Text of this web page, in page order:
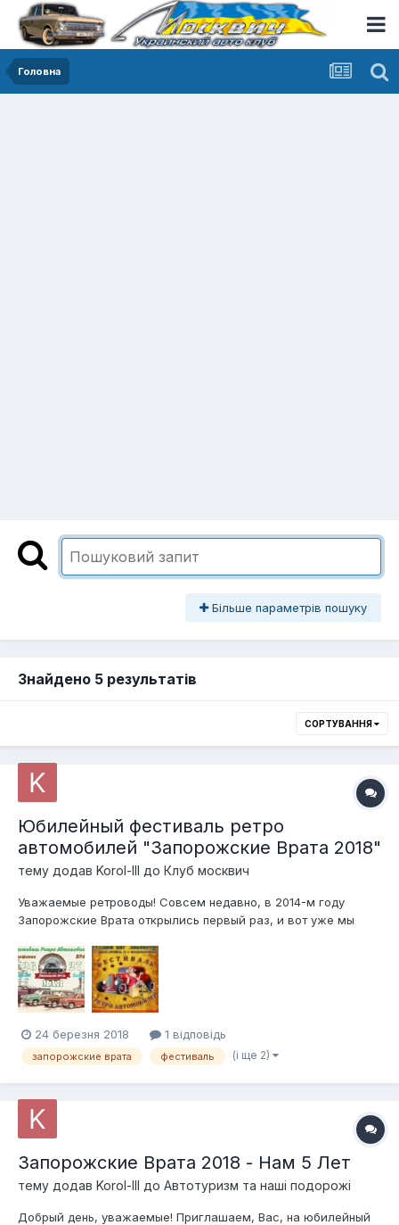
Головна
Більше параметрів пошуку
Знайдено 5 результатів
СОРТУВАННЯ
Юбилейный фестиваль ретро
автомобилей "Запорожские Врата 2018"
тему додав Korol-III до Клуб москвич
Уважаемые ретроводы! Совсем недавно, в 2014-м году
Запорожские Врата открылись первый раз, и вот уже мы
этим, хотим пригласить Вас, и Ваши красивые автомобили
принять участие. Вас ожидает веселая программа с кучей
позитива, конкурса...
24 березня 2018 1 відповідь
запорожские врата фестиваль (і ще 2)
Запорожские Врата 2018 - Нам 5 Лет
тему додав Korol-III до Автотуризм та наші подорожі
Добрый день, уважаемые! Приглашаем, Вас, на юбилейный